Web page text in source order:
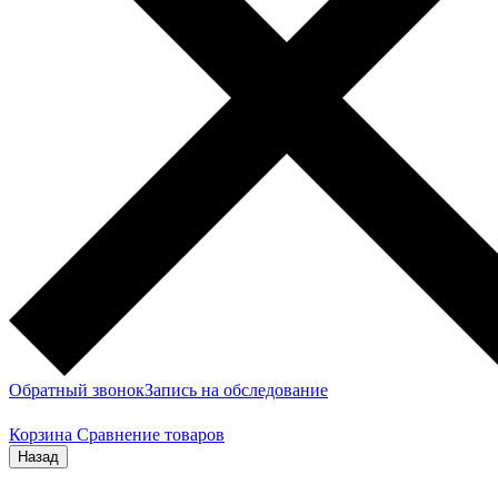
Обратный звонокЗапись на обследование
Корзина Сравнение товаров
Назад